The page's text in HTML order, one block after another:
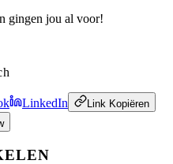
gingen jou al voor!
LinkedIn
Link Kopiëren